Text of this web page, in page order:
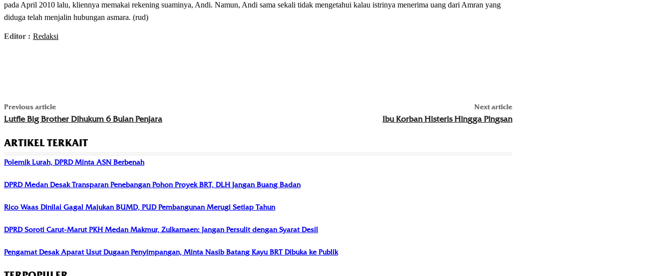
pada April 2010 lalu, kliennya memakai rekening suaminya, Andi. Namun, Andi sama sekali tidak mengetahui kalau istrinya menerima uang dari Amran yang
diduga telah menjalin hubungan asmara. (rud)
Editor : Redaksi
Previous article
Lutfie Big Brother Dihukum 6 Bulan Penjara
Next article
Ibu Korban Histeris Hingga Pingsan
ARTIKEL TERKAIT
Polemik Lurah, DPRD Minta ASN Berbenah
DPRD Medan Desak Transparan Penebangan Pohon Proyek BRT, DLH Jangan Buang Badan
Rico Waas Dinilai Gagal Majukan BUMD, PUD Pembangunan Merugi Setiap Tahun
DPRD Soroti Carut-Marut PKH Medan Makmur, Zulkarnaen: Jangan Persulit dengan Syarat Desil
Pengamat Desak Aparat Usut Dugaan Penyimpangan, Minta Nasib Batang Kayu BRT Dibuka ke Publik